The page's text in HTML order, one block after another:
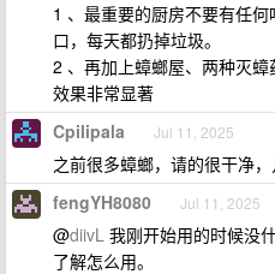
1 、最重要的厨房不要有任
口，每天都扔掉垃圾。
2 、再加上蟑螂屋、两种灭蟑
效果非常显著
Cpilipala Jul 11, 2025
之前很多蟑螂，请的很干净
fengYH8080 Jul 11, 2025
@diivL 我刚开始用的时候没
了解怎么用。